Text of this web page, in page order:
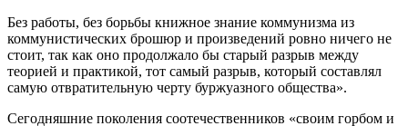
Без работы, без борьбы книжное знание коммунизма из
коммунистических брошюр и произведений ровно ничего не
стоит, так как оно продолжало бы старый разрыв между
теорией и практикой, тот самый разрыв, который составлял
самую отвратительную черту буржуазного общества».
Сегодняшние поколения соотечественников «своим горбом и